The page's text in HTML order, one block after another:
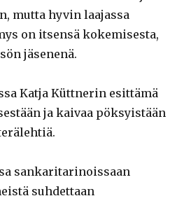
mutta hyvin laajassa
on itsensä kokemisesta,
jäsenenä.
Katja Küttnerin esittämä
ja kaivaa pöksyistään
sankaritarinoissaan
suhdettaan